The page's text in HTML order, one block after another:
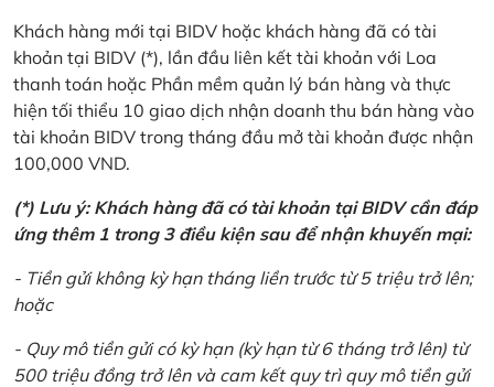
Khách hàng mới tại BIDV hoặc khách hàng đã có tài
khoản tại BIDV (*), lần đầu liên kết tài khoản với Loa
thanh toán hoặc Phần mềm quản lý bán hàng và thực
hiện tối thiểu 10 giao dịch nhận doanh thu bán hàng vào
tài khoản BIDV trong tháng đầu mở tài khoản được nhận
100,000 VND.
(*) Lưu ý: Khách hàng đã có tài khoản tại BIDV cần đáp
ứng thêm 1 trong 3 điều kiện sau để nhận khuyến mại:
- Tiền gửi không kỳ hạn tháng liền trước từ 5 triệu trở lên;
hoặc
- Quy mô tiền gửi có kỳ hạn (kỳ hạn từ 6 tháng trở lên) từ
500 triệu đồng trở lên và cam kết quy trì quy mô tiền gửi